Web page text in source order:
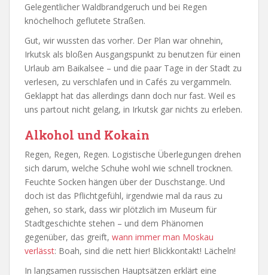
Gelegentlicher Waldbrandgeruch und bei Regen
knöchelhoch geflutete Straßen.
Gut, wir wussten das vorher. Der Plan war ohnehin,
Irkutsk als bloßen Ausgangspunkt zu benutzen für einen
Urlaub am Baikalsee – und die paar Tage in der Stadt zu
verlesen, zu verschlafen und in Cafés zu vergammeln.
Geklappt hat das allerdings dann doch nur fast. Weil es
uns partout nicht gelang, in Irkutsk gar nichts zu erleben.
Alkohol und Kokain
Regen, Regen, Regen. Logistische Überlegungen drehen
sich darum, welche Schuhe wohl wie schnell trocknen.
Feuchte Socken hängen über der Duschstange. Und
doch ist das Pflichtgefühl, irgendwie mal da raus zu
gehen, so stark, dass wir plötzlich im Museum für
Stadtgeschichte stehen – und dem Phänomen
gegenüber, das greift, wann immer man Moskau
verlässt: Boah, sind die nett hier! Blickkontakt! Lächeln!
In langsamen russischen Hauptsätzen erklärt eine